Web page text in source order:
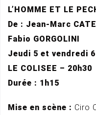
L’HOMME ET LE
De : Jean-Marc
Fabio GORGOLINI
Jeudi 5 et vendredi
LE COLISEE – 20h30
Durée : 1h15
Mise en scène : Ciro